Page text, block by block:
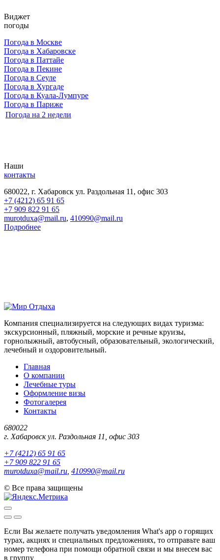
Виджет
погоды
Погода в Москве
Погода в Хабаровске
Погода в Паттайе
Погода в Пекине
Погода в Сеуле
Погода в Хургаде
Погода в Куала-Лумпуре
Погода в Париже
Погода на 2 недели
Наши
контакты
680022, г. Хабаровск ул. Раздольная 11, офис 303
+7 (4212) 65 91 65
+7 909 822 91 65
murotduxa@mail.ru, 410990@mail.ru
Подробнее
Компания специализируется на следующих видах туризма:
экскурсионный, пляжный, морские и речные круизы,
горнолыжный, автобусный, образовательный, экологический,
лечебный и оздоровительный.
Главная
О компании
Лечебные туры
Оформление визы
Фотогалерея
Контакты
680022
г. Хабаровск ул. Раздольная 11, офис 303
+7 (4212) 65 91 65
+7 909 822 91 65
murotduxa@mail.ru 410990@mail.ru
© Все права защищены
Если Вы желаете получать уведомления What's app о горящих
турах, акциях и специальных предложениях, то отправьте ваш
номер телефона при помощи обратной связи и мы внесем вас
в группу